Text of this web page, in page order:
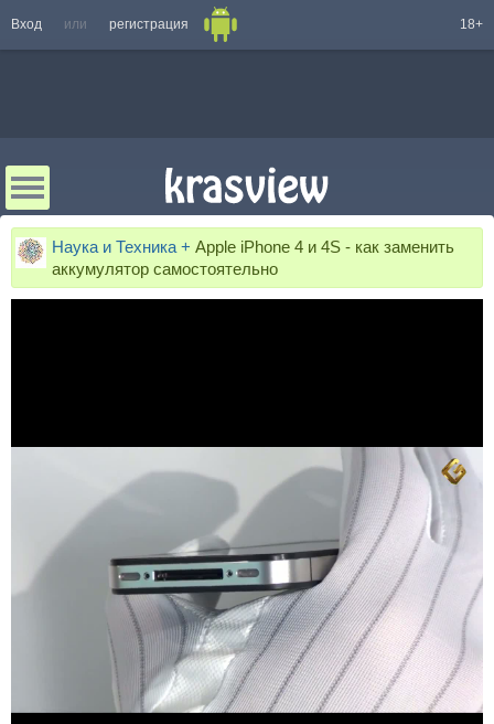
Вход или регистрация 18+
Наука и Техника + Apple iPhone 4 и 4S - как заменить
аккумулятор самостоятельно